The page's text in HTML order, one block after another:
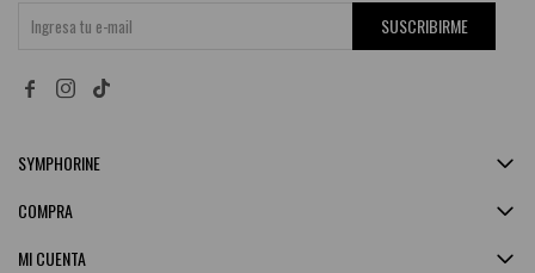
SUSCRIBIRME
 
SYMPHORINE
MI CUENTA
COMPRA